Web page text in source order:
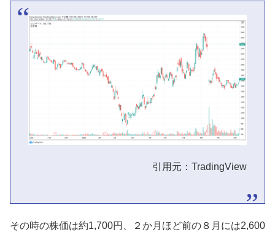
引用元：TradingView
その時の株価は約1,700円、２か月ほど前の８月には2,600